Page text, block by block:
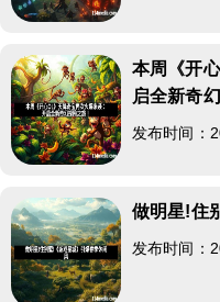
本周《开
启全新奇
发布时间
做明星!住
发布时间